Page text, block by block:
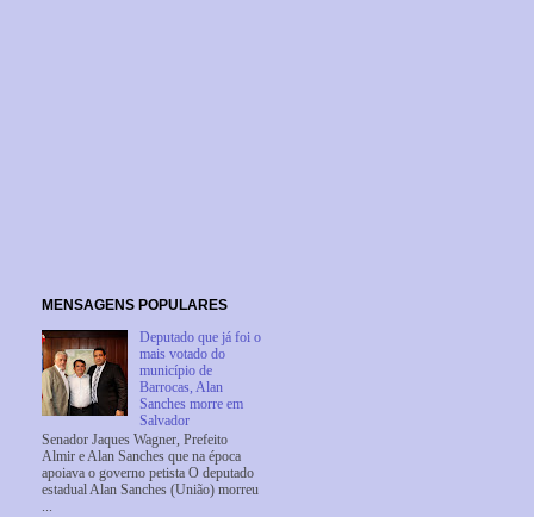
MENSAGENS POPULARES
Deputado que já foi o
mais votado do
município de
Barrocas, Alan
Sanches morre em
Salvador
Senador Jaques Wagner, Prefeito
Almir e Alan Sanches que na época
apoiava o governo petista O deputado
estadual Alan Sanches (União) morreu
...